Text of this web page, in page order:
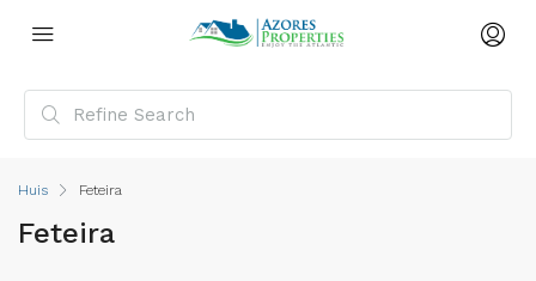
Huis Feteira
Feteira